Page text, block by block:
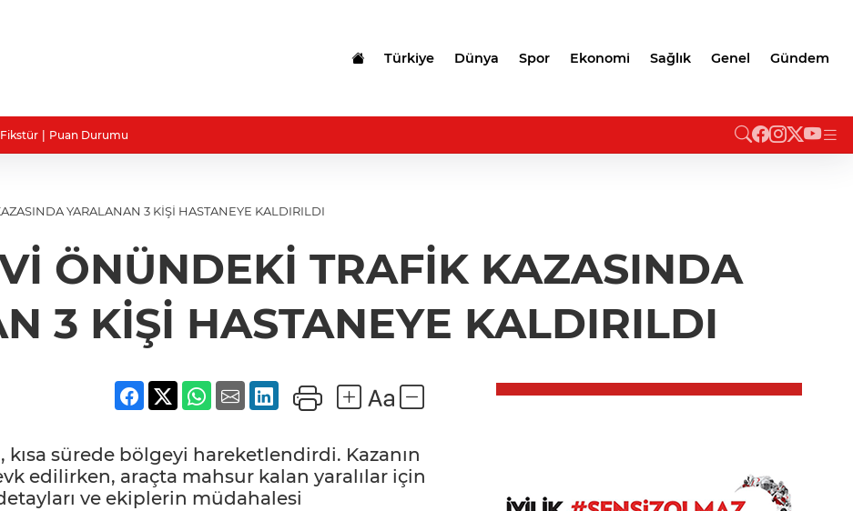
Türkiye Dünya Spor Ekonomi Sağlık Genel Gündem
Fikstür Puan Durumu
YARALANAN 3 KİŞİ HASTANEYE KALDIRILDI
ÖNÜNDEKİ TRAFİK KAZASINDA
3 KİŞİ HASTANEYE KALDIRILDI
kısa sürede bölgeyi hareketlendirdi. Kazanın
edilirken, araçta mahsur kalan yaralılar için
ve ekiplerin müdahalesi